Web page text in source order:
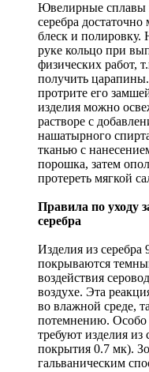
Ювелирные сплавы
серебра
блеск и полировку.
руке кольцо при
физических работ,
получить
протрите его
изделия можно
растворе с
нашатырного
тканью с
порошка, затем
протереть мягкой
Правила по уходу
серебра
Изделия из
покрываются
воздействия
воздухе. Эта
во влажной среде,
потемнению. Особо
требуют изделия из
покрытия 0.7 мк).
гальваническим